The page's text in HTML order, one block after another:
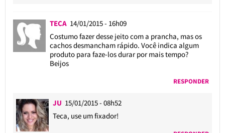
TECA 14/01/2015 - 16h09
Costumo fazer desse jeito com a prancha, mas os
cachos desmancham rápido. Você indica algum
produto para faze-los durar por mais tempo?
Beijos
RESPONDER
JU 15/01/2015 - 08h52
Teca, use um fixador!